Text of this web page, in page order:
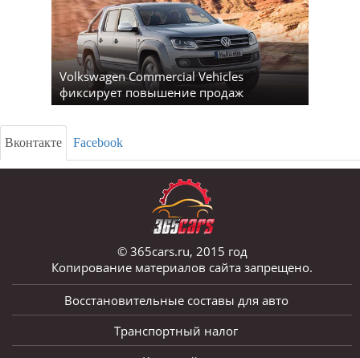
Volkswagen Commercial Vehicles
фиксирует повышение продаж
Вконтакте Facebook
© 365cars.ru, 2015 год
Копирование материалов сайта запрещено.
Восстановительные составы для авто
Транспортный налог